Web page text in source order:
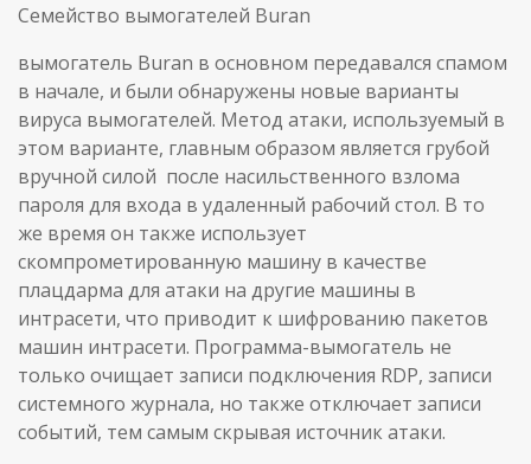
Семейство вымогателей Buran
вымогатель Buran в основном передавался спамом
в начале, и были обнаружены новые варианты
вируса вымогателей. Метод атаки, используемый в
этом варианте, главным образом является грубой
вручной силой после насильственного взлома
пароля для входа в удаленный рабочий стол. В то
же время он также использует
скомпрометированную машину в качестве
плацдарма для атаки на другие машины в
интрасети, что приводит к шифрованию пакетов
машин интрасети. Программа-вымогатель не
только очищает записи подключения RDP, записи
системного журнала, но также отключает записи
событий, тем самым скрывая источник атаки.